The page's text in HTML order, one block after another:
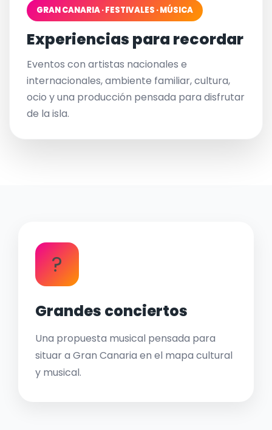
GRAN CANARIA · FESTIVALES · MÚSICA
Experiencias para recordar
Eventos con artistas nacionales e
internacionales, ambiente familiar, cultura,
ocio y una producción pensada para disfrutar
de la isla.
?
Grandes conciertos
Una propuesta musical pensada para
situar a Gran Canaria en el mapa cultural
y musical.